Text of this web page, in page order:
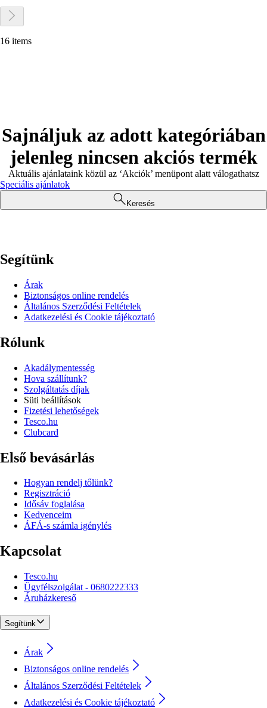
16 items
Sajnáljuk az adott kategóriában
jelenleg nincsen akciós termék
Aktuális ajánlataink közül az ‘Akciók’ menüpont alatt válogathatsz
Speciális ajánlatok
Keresés
Segítünk
Árak
Biztonságos online rendelés
Általános Szerződési Feltételek
Adatkezelési és Cookie tájékoztató
Rólunk
Akadálymentesség
Hova szállítunk?
Szolgáltatás díjak
Süti beállítások
Fizetési lehetőségek
Tesco.hu
Clubcard
Első bevásárlás
Hogyan rendelj tőlünk?
Regisztráció
Idősáv foglalása
Kedvenceim
ÁFÁ-s számla igénylés
Kapcsolat
Tesco.hu
Ügyfélszolgálat - 0680222333
Áruházkereső
Segítünk
Árak
Biztonságos online rendelés
Általános Szerződési Feltételek
Adatkezelési és Cookie tájékoztató